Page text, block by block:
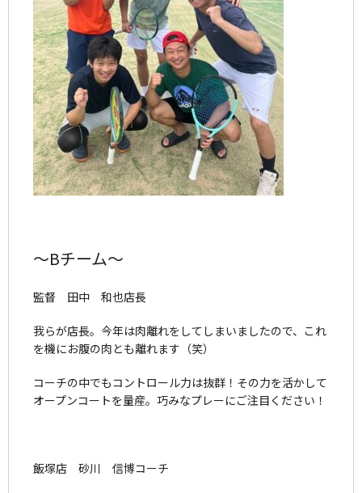
～Bチーム～
監督 田中 和也店長
我らが店長。今年は肉離れをしてしまいましたので、これ
を機にお腹の肉とも離れます（笑）
コーチの中でもコントロール力は抜群！その力を活かして
オープンコートを量産。巧みなプレーにご注目ください！
飯塚店 砂川 信博コーチ